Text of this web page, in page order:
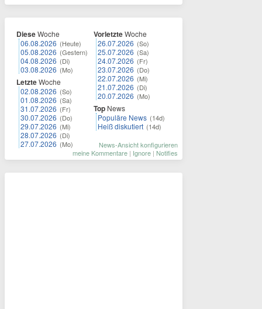
DieseWoche
06.08.2026 (Heute)
05.08.2026 (Gestern)
04.08.2026 (Di)
03.08.2026 (Mo)
LetzteWoche
02.08.2026 (So)
01.08.2026 (Sa)
31.07.2026 (Fr)
30.07.2026 (Do)
29.07.2026 (Mi)
28.07.2026 (Di)
27.07.2026 (Mo)
VorletzteWoche
26.07.2026 (So)
25.07.2026 (Sa)
24.07.2026 (Fr)
23.07.2026 (Do)
22.07.2026 (Mi)
21.07.2026 (Di)
20.07.2026 (Mo)
Top News
Populäre News (14d)
Heiß diskutiert (14d)
News-Ansicht konfigurieren
meine Kommentare | Ignore | Notifies